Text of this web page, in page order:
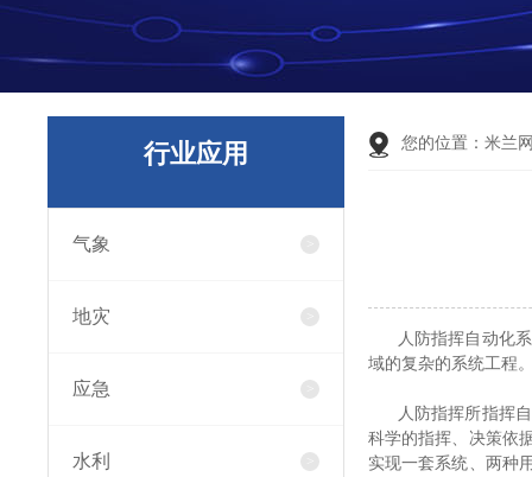
行业应用
气象
地灾
应急
水利
您的位置： 米兰
人防指挥自动化系
域的复杂的系统工程
人防指挥所指挥自
科学的指挥、决策依
实现一套系统、两种